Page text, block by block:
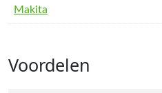
Makita
Voordelen